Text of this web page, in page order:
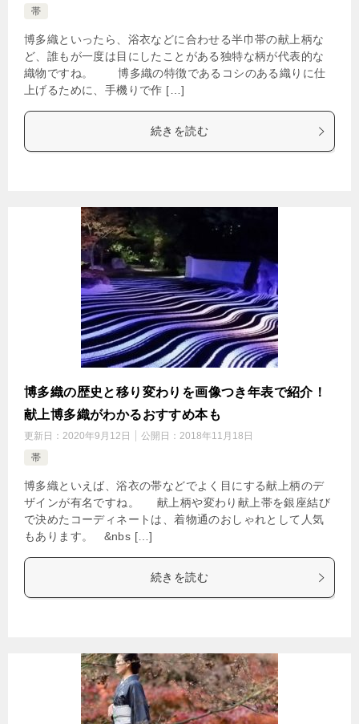
帯
博多織といったら、浴衣などに合わせる半巾帯の献上柄な
ど、誰もが一度は目にしたことがある独特な柄が代表的な
織物ですね。 博多織の特徴であるコシのある織りに仕
上げるために、手機りで作 […]
続きを読む
博多織の歴史と移り変わりを画像つき年表で紹介！
献上博多織がわかるおすすめ本も
更新日： 2020年9月12日 公開日： 2018年11月18日
帯
博多織といえば、浴衣の帯などでよく目にする献上柄のデ
ザインが有名ですね。 献上柄や変わり献上帯を銀座結び
で決めたコーディネートは、着物通のおしゃれとして人気
もあります。 &nbs […]
続きを読む